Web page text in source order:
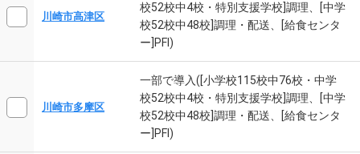
川崎市高津区
校52校中4校・特別支援学校]調理、[中学
校52校中48校]調理・配送、[給食センタ
ー]PFI)
川崎市多摩区
一部で導入([小学校115校中76校・中学
校52校中4校・特別支援学校]調理、[中学
校52校中48校]調理・配送、[給食センタ
ー]PFI)